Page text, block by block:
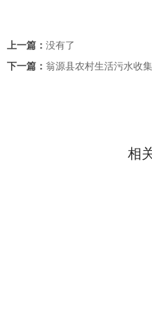
上一篇： 没有了
下一篇： 翁源县农村生活污水收
相